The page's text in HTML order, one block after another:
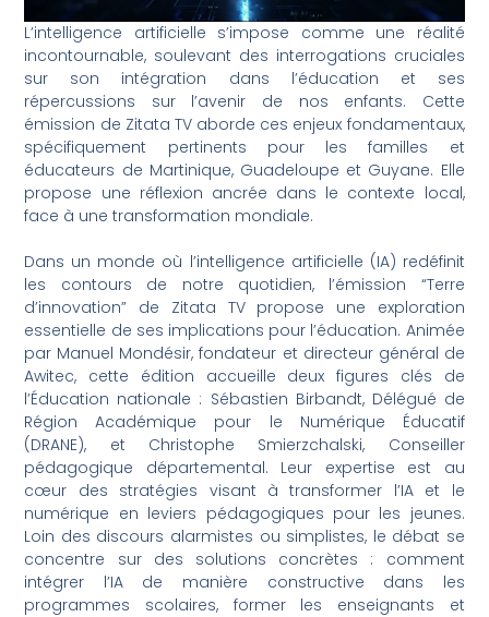
L’intelligence artificielle s’impose comme une réalité
incontournable, soulevant des interrogations cruciales
sur son intégration dans l’éducation et ses
répercussions sur l’avenir de nos enfants. Cette
émission de Zitata TV aborde ces enjeux fondamentaux,
spécifiquement pertinents pour les familles et
éducateurs de Martinique, Guadeloupe et Guyane. Elle
propose une réflexion ancrée dans le contexte local,
face à une transformation mondiale.
Dans un monde où l’intelligence artificielle (IA) redéfinit
les contours de notre quotidien, l’émission “Terre
d’innovation” de Zitata TV propose une exploration
essentielle de ses implications pour l’éducation. Animée
par Manuel Mondésir, fondateur et directeur général de
Awitec, cette édition accueille deux figures clés de
l’Éducation nationale : Sébastien Birbandt, Délégué de
Région Académique pour le Numérique Éducatif
(DRANE), et Christophe Smierzchalski, Conseiller
pédagogique départemental. Leur expertise est au
cœur des stratégies visant à transformer l’IA et le
numérique en leviers pédagogiques pour les jeunes.
Loin des discours alarmistes ou simplistes, le débat se
concentre sur des solutions concrètes : comment
intégrer l’IA de manière constructive dans les
programmes scolaires, former les enseignants et